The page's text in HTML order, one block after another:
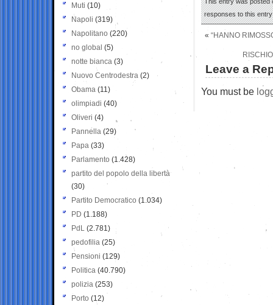
responses to this
« “HANNO
Leave a
You must be
Muti (10)
Napoli (319)
Napolitano (220)
no global (5)
notte bianca (3)
Nuovo Centrodestra (2)
Obama (11)
olimpiadi (40)
Oliveri (4)
Pannella (29)
Papa (33)
Parlamento (1.428)
partito del popolo della libertà
(30)
Partito Democratico (1.034)
PD (1.188)
PdL (2.781)
pedofilia (25)
Pensioni (129)
Politica (40.790)
polizia (253)
Porto (12)